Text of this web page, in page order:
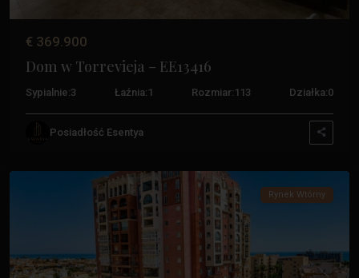
€ 369.900
Dom w Torrevieja – EE13416
Sypialnie:3 Łaźnia: 1 Rozmiar: 113 Działka:0
Posiadłość Esentya
Frutales,
Rynek Wtórny